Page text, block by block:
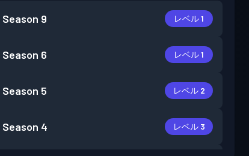
Season 9 レベル 1
Season 6 レベル 1
Season 5 レベル 2
Season 4 レベル 3